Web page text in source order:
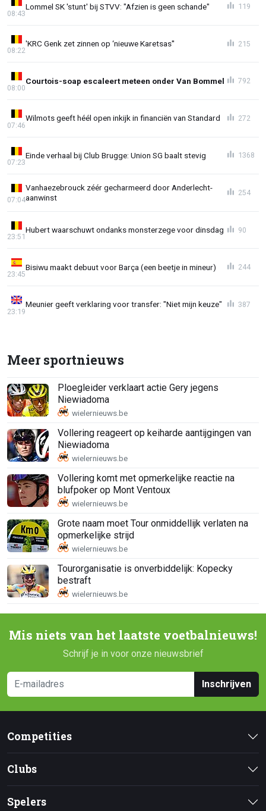
Lommel SK 'stunt' bij STVV: "Afzien is geen schande"
08:43
119
'KRC Genk zet zinnen op ‘nieuwe Karetsas''
08:22
215
Courtois-soap escaleert meteen onder Van Bommel
08:00
792
Wilmots geeft héél open inkijk in financiën van Standard
07:46
272
Einde verhaal bij Club Brugge: Union SG baalt stevig
07:23
1368
Vanhaezebrouck zéér gecharmeerd door Anderlecht-
aanwinst
07:04
254
Hubert waarschuwt ondanks monsterzege voor dinsdag
23:51
90
Bisiwu maakt debuut voor Barça (een beetje in mineur)
23:45
244
Meunier geeft verklaring voor transfer: "Niet mijn keuze"
23:19
387
Meer sportnieuws
Ploegleider verklaart actie Gery jegens
Niewiadoma
Vollering reageert op keiharde aantijgingen van
Niewiadoma
Vollering komt met opmerkelijke reactie na
blufpoker op Mont Ventoux
Grote naam moet Tour onmiddellijk verlaten na
opmerkelijke strijd
Tourorganisatie is onverbiddelijk: Kopecky
bestraft
Mis niets van het laatste voetbalnieuws!
Schrijf je in voor onze nieuwsbrief
Inschrijven
Competities
Clubs
Spelers